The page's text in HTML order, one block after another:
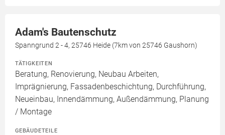
Adam's Bautenschutz
Spanngrund 2 - 4, 25746 Heide (7km von 25746 Gaushorn)
TÄTIGKEITEN
Beratung, Renovierung, Neubau Arbeiten,
Imprägnierung, Fassadenbeschichtung, Durchführung,
Neueinbau, Innendämmung, Außendämmung, Planung
/ Montage
GEBÄUDETEILE